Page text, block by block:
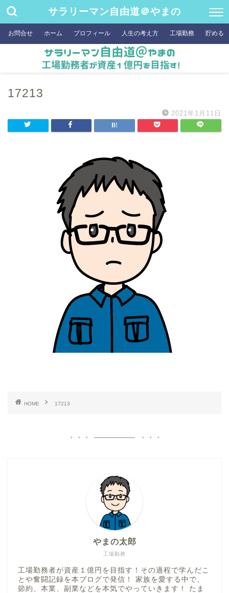
サラリーマン自由道＠やまの
お問合せ ホーム プロフィール 人生の考え方 工場勤務 貯める
17213
2021年1月11日
HOME 17213
工場勤務
やまの太郎
工場勤務者が資産１億円を目指す！その過程で学んだこ
とや奮闘記録を本ブログで発信！ 家族を愛する中で、
節約、本業、副業などを本気でやっていきます！ たま